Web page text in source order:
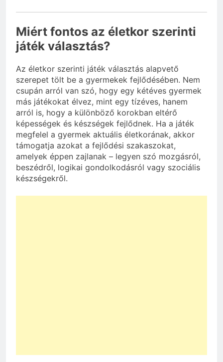
Miért fontos az életkor szerinti
játék választás?
Az életkor szerinti játék választás alapvető
szerepet tölt be a gyermekek fejlődésében. Nem
csupán arról van szó, hogy egy kétéves gyermek
más játékokat élvez, mint egy tízéves, hanem
arról is, hogy a különböző korokban eltérő
képességek és készségek fejlődnek. Ha a játék
megfelel a gyermek aktuális életkorának, akkor
támogatja azokat a fejlődési szakaszokat,
amelyek éppen zajlanak – legyen szó mozgásról,
beszédről, logikai gondolkodásról vagy szociális
készségekről.